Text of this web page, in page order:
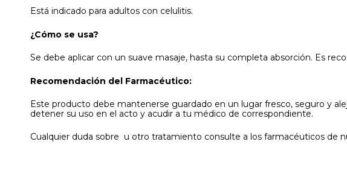
Está indicado para adultos con celulitis.
¿Cómo se usa?
Se debe aplicar con un suave masaje, hasta su completa absorción. Es
Recomendación del Farmacéutico:
Este producto debe mantenerse guardado en un lugar fresco, seguro y
detener su uso en el acto y acudir a tu médico de correspondiente.
Cualquier duda sobre u otro tratamiento consulte a los farmacéuticos de